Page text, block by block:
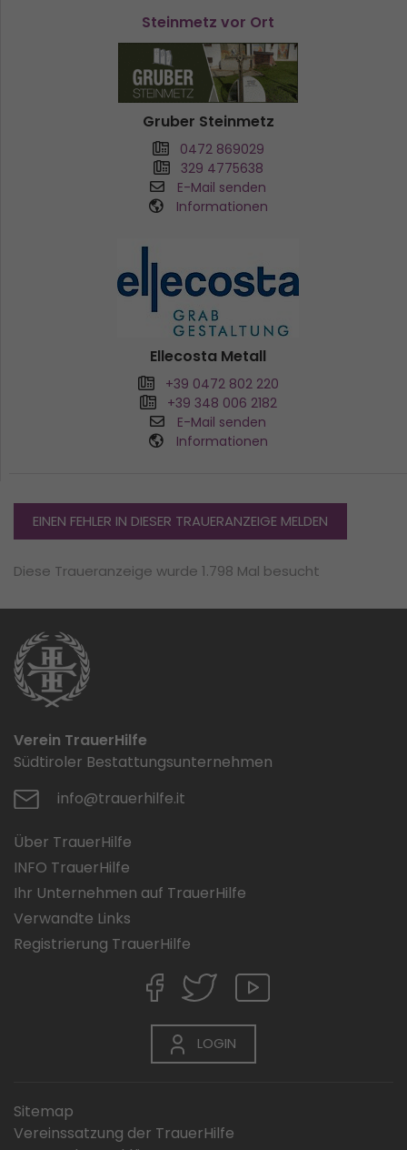
Steinmetz vor Ort
Gruber Steinmetz
0472 869029
329 4775638
E-Mail senden
Informationen
Ellecosta Metall
+39 0472 802 220
+39 348 006 2182
E-Mail senden
Informationen
EINEN FEHLER IN DIESER TRAUERANZEIGE MELDEN
Diese Traueranzeige wurde 1.798 Mal besucht
Verein TrauerHilfe
Südtiroler Bestattungsunternehmen
info@trauerhilfe.it
Über TrauerHilfe
INFO TrauerHilfe
Ihr Unternehmen auf TrauerHilfe
Verwandte Links
Registrierung TrauerHilfe
LOGIN
Sitemap
Vereinssatzung der TrauerHilfe